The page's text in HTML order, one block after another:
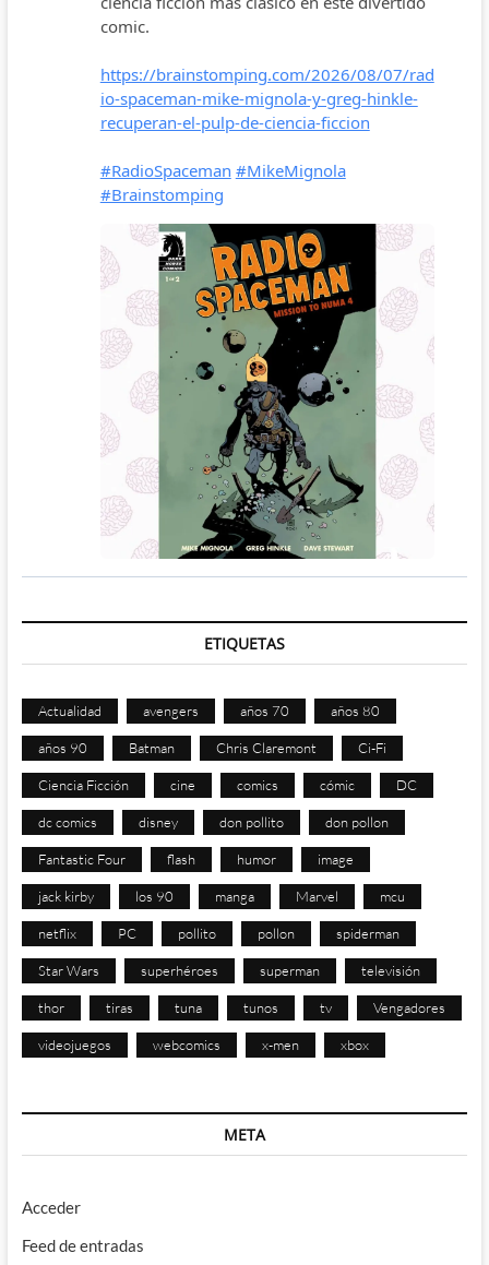
ETIQUETAS
Actualidad avengers años 70 años 80
años 90 Batman Chris Claremont Ci-Fi
Ciencia Ficción cine comics cómic DC
dc comics disney don pollito don pollon
Fantastic Four flash humor image
jack kirby los 90 manga Marvel mcu
netflix PC pollito pollon spiderman
Star Wars superhéroes superman televisión
thor tiras tuna tunos tv Vengadores
videojuegos webcomics x-men xbox
META
Acceder
Feed de entradas